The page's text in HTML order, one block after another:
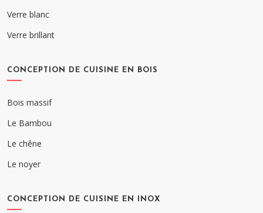
Verre blanc
Verre brillant
CONCEPTION DE CUISINE EN BOIS
Bois massif
Le Bambou
Le chêne
Le noyer
CONCEPTION DE CUISINE EN INOX